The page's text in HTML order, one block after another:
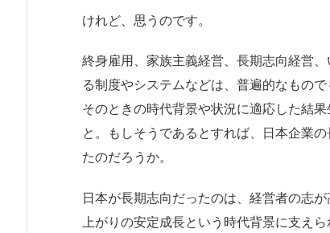
けれど、思うのです。
終身雇用、家族主義経営、長期志向経営
る制度やシステムなどは、普遍的なもの
そのときの時代背景や状況に適応した結
と。もしそうであるとすれば、日本企業
たのだろうか。
日本が長期志向だったのは、経営者の志
上がりの安定成長という時代背景に支え